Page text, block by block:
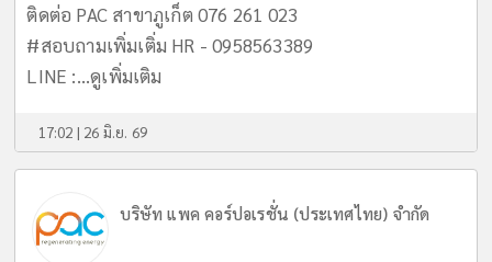
ติดต่อ PAC สาขาภูเก็ต 076 261 023
#สอบถามเพิ่มเติ่ม HR - 0958563389
LINE :...ดูเพิ่มเติม
17:02 | 26 มิ.ย. 69
บริษัท แพค คอร์ปอเรชั่น (ประเทศไทย) จำกัด